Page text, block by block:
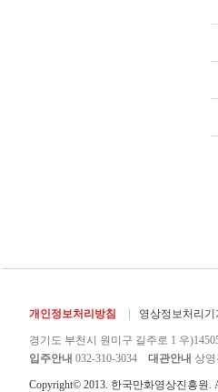
개인정보처리방침 영상정보처리기
경기도 부천시 원미구 길주로 1 우
입주안내 032-310-3034 대관안내 상영
Copyright© 2013. 한국만화영상진흥원.